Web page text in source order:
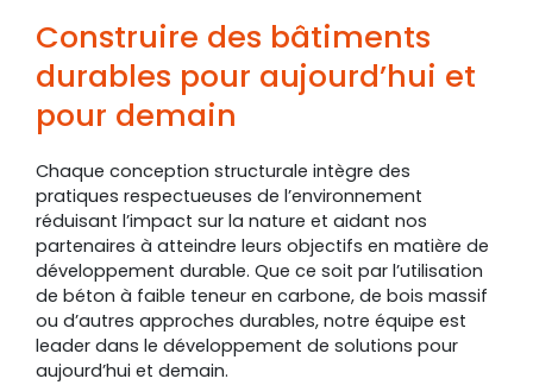
Construire des bâtiments
durables pour aujourd’hui et
pour demain
Chaque conception structurale intègre des
pratiques respectueuses de l’environnement
réduisant l’impact sur la nature et aidant nos
partenaires à atteindre leurs objectifs en matière de
développement durable. Que ce soit par l’utilisation
de béton à faible teneur en carbone, de bois massif
ou d’autres approches durables, notre équipe est
leader dans le développement de solutions pour
aujourd’hui et demain.